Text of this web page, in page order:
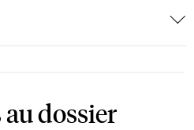
dossier